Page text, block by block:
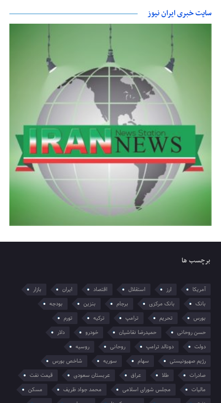
سایت خبری ایران نیوز
برچسب ها
آمریکا ارز استقلال اقتصاد ایران
بازار
بانک
بانک مرکزی برجام بنزین
بودجه
بورس
تحریم ترامپ ترکیه
تورم
حسن روحانی
حمیدرضا نقاشیان خودرو
دلار
دولت
دونالد ترامپ روحانی
روسیه
رژیم صهیونیستی
سهام سوریه
شاخص بورس
صادرات
طلا عراق عربستان سعودی
قیمت نفت
مالیات
مجلس شورای اسلامی محمد جواد ظریف
مسکن